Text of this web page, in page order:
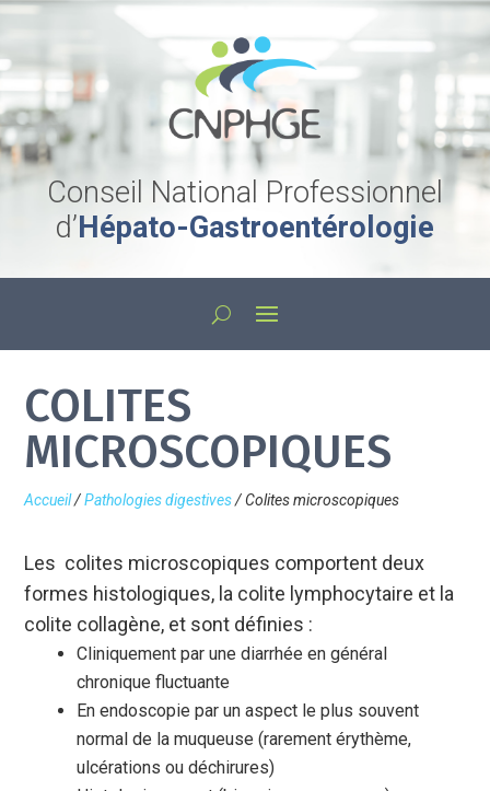
Conseil National Professionnel
d’Hépato-Gastroentérologie
COLITES
MICROSCOPIQUES
Accueil/Pathologies digestives/Colites microscopiques
Les colites microscopiques comportent deux
formes histologiques, la colite lymphocytaire et la
colite collagène, et sont définies :
Cliniquement par une diarrhée en général
chronique fluctuante
En endoscopie par un aspect le plus souvent
normal de la muqueuse (rarement érythème,
ulcérations ou déchirures)